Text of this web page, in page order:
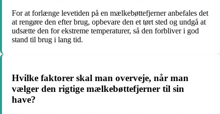
For at forlænge levetiden på en mælkebøttefjerner anbefales det
at rengøre den efter brug, opbevare den et tørt sted og undgå at
udsætte den for ekstreme temperaturer, så den forbliver i god
stand til brug i lang tid.
Hvilke faktorer skal man overveje, når man
vælger den rigtige mælkebøttefjerner til sin
have?